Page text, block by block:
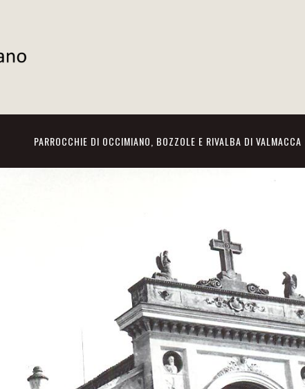
PARROCCHIE DI OCCIMIANO, BOZZOLE E RIVALBA DI VALMACCA